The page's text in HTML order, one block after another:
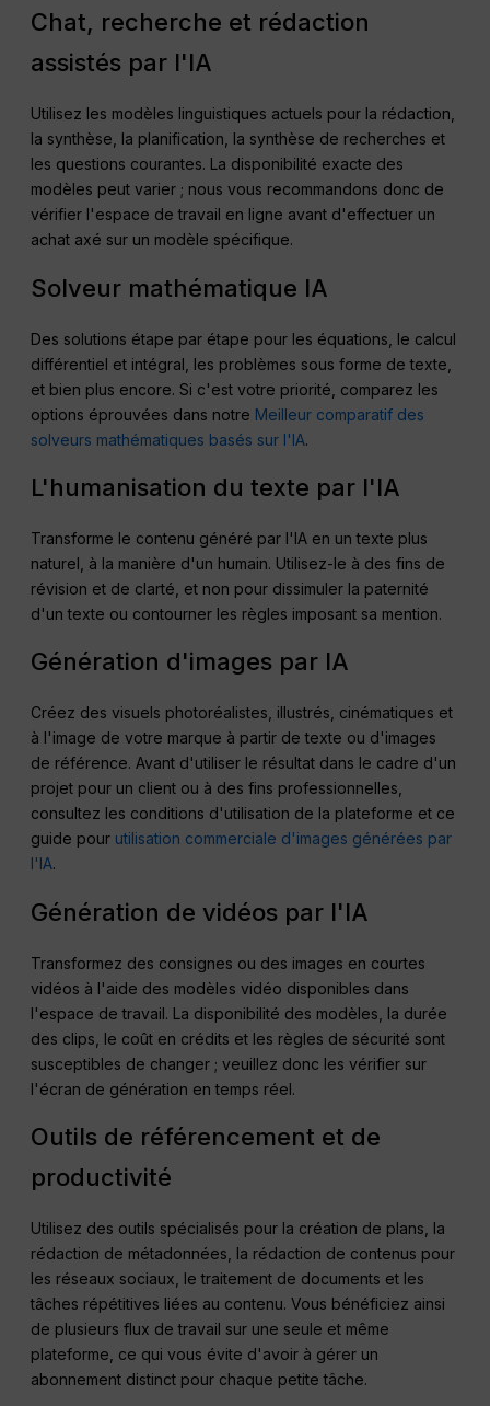
Chat, recherche et rédaction
assistés par l'IA
Utilisez les modèles linguistiques actuels pour la rédaction,
la synthèse, la planification, la synthèse de recherches et
les questions courantes. La disponibilité exacte des
modèles peut varier ; nous vous recommandons donc de
vérifier l'espace de travail en ligne avant d'effectuer un
achat axé sur un modèle spécifique.
Solveur mathématique IA
Des solutions étape par étape pour les équations, le calcul
différentiel et intégral, les problèmes sous forme de texte,
et bien plus encore. Si c'est votre priorité, comparez les
options éprouvées dans notre Meilleur comparatif des
solveurs mathématiques basés sur l'IA.
L'humanisation du texte par l'IA
Transforme le contenu généré par l'IA en un texte plus
naturel, à la manière d'un humain. Utilisez-le à des fins de
révision et de clarté, et non pour dissimuler la paternité
d'un texte ou contourner les règles imposant sa mention.
Génération d'images par IA
Créez des visuels photoréalistes, illustrés, cinématiques et
à l'image de votre marque à partir de texte ou d'images
de référence. Avant d'utiliser le résultat dans le cadre d'un
projet pour un client ou à des fins professionnelles,
consultez les conditions d'utilisation de la plateforme et ce
guide pour utilisation commerciale d'images générées par
l'IA.
Génération de vidéos par l'IA
Transformez des consignes ou des images en courtes
vidéos à l'aide des modèles vidéo disponibles dans
l'espace de travail. La disponibilité des modèles, la durée
des clips, le coût en crédits et les règles de sécurité sont
susceptibles de changer ; veuillez donc les vérifier sur
l'écran de génération en temps réel.
Outils de référencement et de
productivité
Utilisez des outils spécialisés pour la création de plans, la
rédaction de métadonnées, la rédaction de contenus pour
les réseaux sociaux, le traitement de documents et les
tâches répétitives liées au contenu. Vous bénéficiez ainsi
de plusieurs flux de travail sur une seule et même
plateforme, ce qui vous évite d'avoir à gérer un
abonnement distinct pour chaque petite tâche.